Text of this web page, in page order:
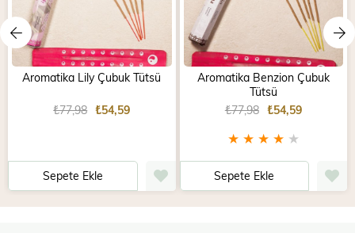
Aromatika Lily Çubuk Tütsü
₺54,59
₺77,98
Sepete Ekle
Aromatika Benzion Çubuk
Tütsü
★ ★ ★ ★ ★
₺54,59
₺77,98
Sepete Ekle